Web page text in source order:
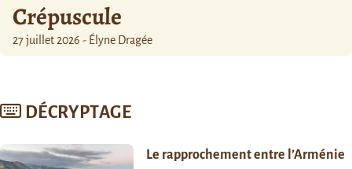
Crépuscule
27 juillet 2026 - Élyne Dragée
DÉCRYPTAGE
Le rapprochement entre l’Arménie